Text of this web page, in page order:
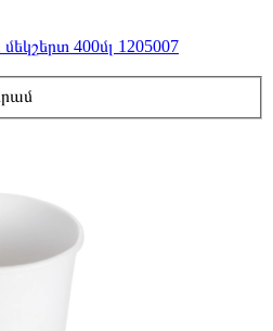
400մլ 1205007